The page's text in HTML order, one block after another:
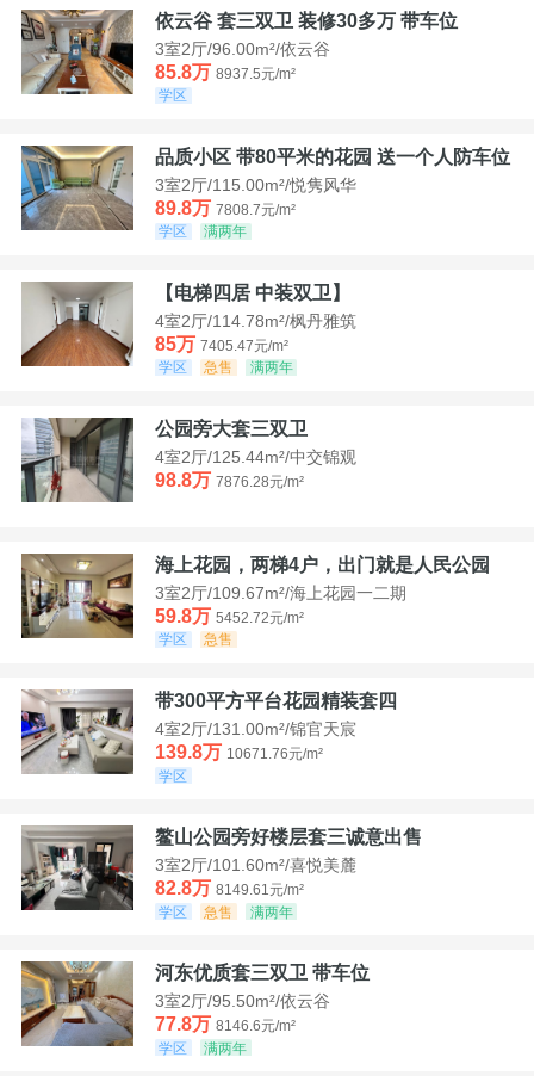
依云谷 套三双卫 装修30多万 带车位
3室2厅/96.00m²/依云谷
85.8万 8937.5元/m²
学区
品质小区 带80平米的花园 送一个人防车位
3室2厅/115.00m²/悦隽风华
89.8万 7808.7元/m²
学区
满两年
【电梯四居 中装双卫】
4室2厅/114.78m²/枫丹雅筑
85万 7405.47元/m²
学区
急售 满两年
公园旁大套三双卫
4室2厅/125.44m²/中交锦观
98.8万 7876.28元/m²
海上花园，两梯4户，出门就是人民公园
3室2厅/109.67m²/海上花园一二期
59.8万 5452.72元/m²
学区
急售
带300平方平台花园精装套四
4室2厅/131.00m²/锦官天宸
139.8万 10671.76元/m²
学区
鳌山公园旁好楼层套三诚意出售
3室2厅/101.60m²/喜悦美麓
82.8万 8149.61元/m²
学区
急售 满两年
河东优质套三双卫 带车位
3室2厅/95.50m²/依云谷
77.8万 8146.6元/m²
学区
满两年